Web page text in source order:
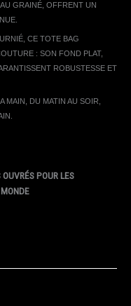
GRAINÉ, OFFRENT UN
CE TOTE BAG
: SON FOND PLAT,
ROBUSTESSE ET
MAIN, DU MATIN AU SOIR,
POUR LES